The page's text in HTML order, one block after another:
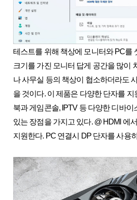
테스트를 위해 책상에 모니터와 PC를
크기를 가진 모니터 답게 공간을 많이
나 사무실 등의 책상이 협소하더라도
을 것이다. 이 제품은 다양한 단자를
북과 게임콘솔, IPTV 등 다양한 디바이
있는 장점을 가지고 있다. @ HDMI 에
지원한다. PC 연결시 DP 단자를 사용